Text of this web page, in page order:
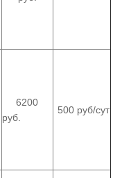
6200
руб.
500 руб/сут